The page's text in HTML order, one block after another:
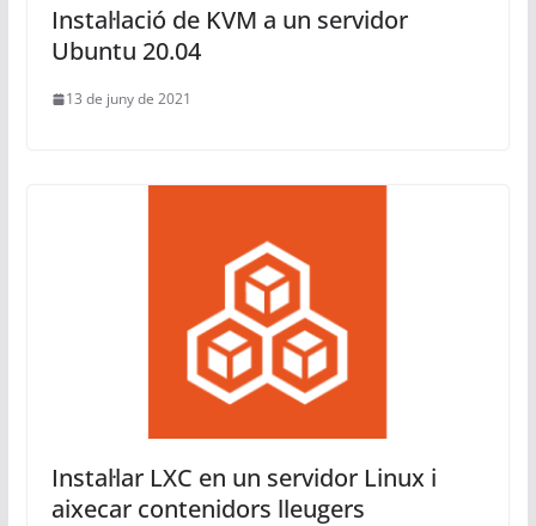
Instal·lació de KVM a un servidor
Ubuntu 20.04
13 de juny de 2021
Instal·lar LXC en un servidor Linux i
aixecar contenidors lleugers